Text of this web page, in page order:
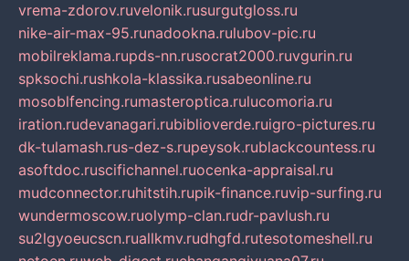
vrema-zdorov.ruvelonik.rusurgutgloss.ru
nike-air-max-95.runadookna.rulubov-pic.ru
mobilreklama.rupds-nn.rusocrat2000.ruvgurin.ru
spksochi.rushkola-klassika.rusabeonline.ru
mosoblfencing.rumasteroptica.rulucomoria.ru
iration.rudevanagari.rubiblioverde.ruigro-pictures.ru
dk-tulamash.rus-dez-s.rupeysok.rublackcountess.ru
asoftdoc.ruscifichannel.ruocenka-appraisal.ru
mudconnector.ruhitstih.rupik-finance.ruvip-surfing.ru
wundermoscow.ruolymp-clan.rudr-pavlush.ru
su2lgyoeucscn.ruallkmv.rudhgfd.rutesotomeshell.ru